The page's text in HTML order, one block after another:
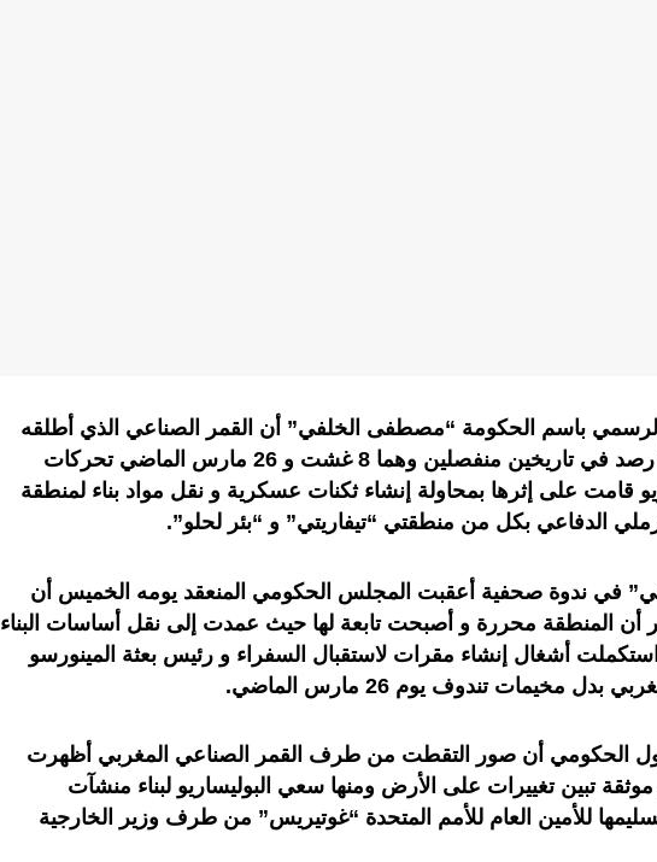
باسم الحكومة “مصطفى الخلفي” أن القمر الصناعي الذي أطلقه
المغرب مؤخراً رصد في تاريخين منفصلين وهما 8 غشت و 26 مارس الماضي تحركات
قامت على إثرها بمحاولة إنشاء ثكنات عسكرية و نقل مواد بناء لمنطقة
الدفاعي بكل من منطقتي “تيفاريتي” و “بئر لحلو”.
في ندوة صحفية أعقبت المجلس الحكومي المنعقد يومه الخميس أن
أن المنطقة محررة و أصبحت تابعة لها حيث عمدت إلى نقل أساسات البناء
و استكملت أشغال إنشاء مقرات لاستقبال السفراء و رئيس بعثة المينورسو
مخيمات تندوف يوم 26 مارس الماضي.
الحكومي أن صور التقطت من طرف القمر الصناعي المغربي أظهرت
تبين تغييرات على الأرض ومنها سعي البوليساريو لبناء منشآت
للأمين العام للأمم المتحدة “غوتيريس” من طرف وزير الخارجية